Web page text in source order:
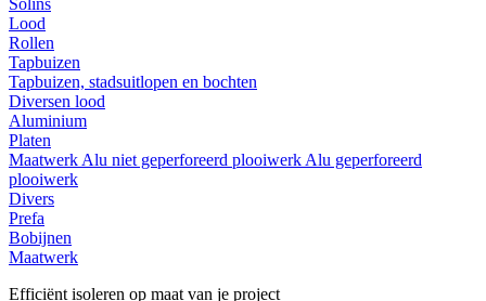
Solins
Lood
Rollen
Tapbuizen
Tapbuizen, stadsuitlopen en bochten
Diversen lood
Aluminium
Platen
Maatwerk Alu niet geperforeerd plooiwerk Alu geperforeerd
plooiwerk
Divers
Prefa
Bobijnen
Maatwerk
Efficiënt isoleren op maat van je project